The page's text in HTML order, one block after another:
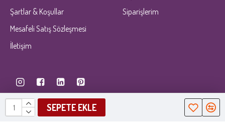
SEPETE EKLE
Şartlar & Koşullar
Mesafeli Satış Sözleşmesi
İletişim
Siparişlerim
KobiDirektE-ticaret